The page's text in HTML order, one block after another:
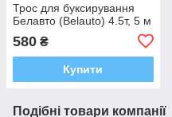
Трос для буксирування
Белавто (Belauto) 4.5т, 5 м
580 ₴
Купити
Подібні товари компанії